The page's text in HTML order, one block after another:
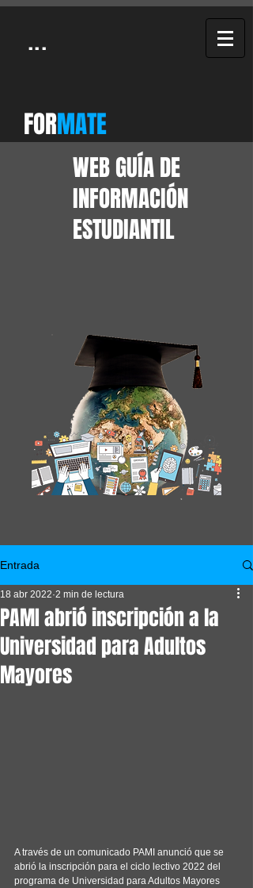
...
FORMATE
WEB GUÍA DE
INFORMACIÓN
ESTUDIANTIL
Entrada
PAMI abrió inscripción a la
Universidad para Adultos
Mayores
18 abr 2022 2 min de lectura
A través de un comunicado PAMI anunció que se
abrió la inscripción para el ciclo lectivo 2022 del
programa de Universidad para Adultos Mayores